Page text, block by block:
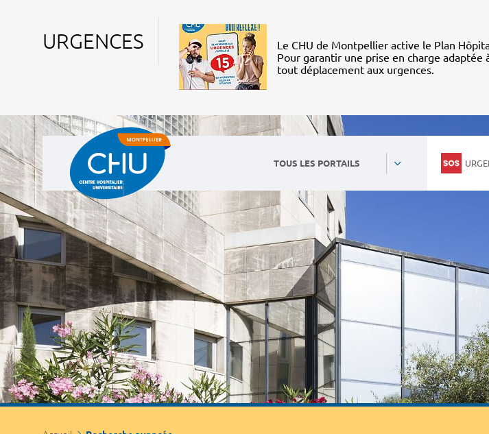
URGENCES
Le CHU de Montpellier active le Plan
Pour garantir une prise en charge adaptée
tout déplacement aux urgences.
TOUS LES PORTAILS